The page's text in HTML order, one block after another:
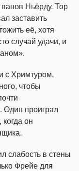
Ньёрду. Тор
заставить
её, хотя
случай удачи, и
с Хримтуром,
чтобы
Один проиграл
он
слабость в стены
Фрейе для